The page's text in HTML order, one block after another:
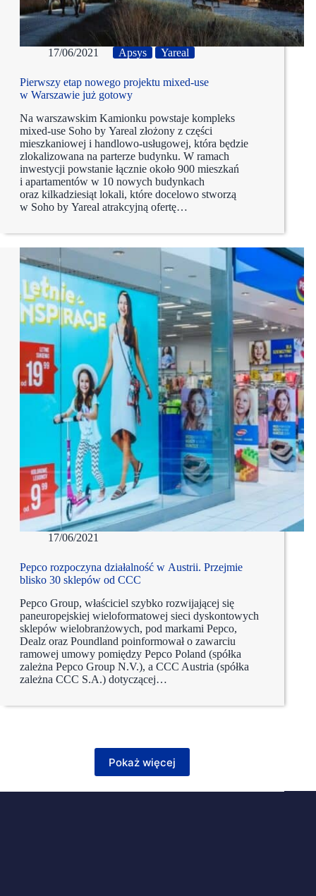
17/06/2021 Apsys Yareal
Pierwszy etap nowego projektu mixed-use
w Warszawie już gotowy
Na warszawskim Kamionku powstaje kompleks
mixed-use Soho by Yareal złożony z części
mieszkaniowej i handlowo-usługowej, która będzie
zlokalizowana na parterze budynku. W ramach
inwestycji powstanie łącznie około 900 mieszkań
i apartamentów w 10 nowych budynkach
oraz kilkadziesiąt lokali, które docelowo stworzą
w Soho by Yareal atrakcyjną ofertę…
17/06/2021
Pepco rozpoczyna działalność w Austrii. Przejmie
blisko 30 sklepów od CCC
Pepco Group, właściciel szybko rozwijającej się
paneuropejskiej wieloformatowej sieci dyskontowych
sklepów wielobranżowych, pod markami Pepco,
Dealz oraz Poundland poinformował o zawarciu
ramowej umowy pomiędzy Pepco Poland (spółka
zależna Pepco Group N.V.), a CCC Austria (spółka
zależna CCC S.A.) dotyczącej…
Pokaż więcej